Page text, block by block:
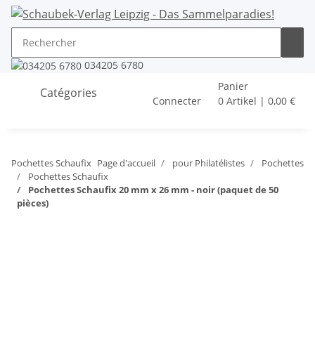
034205 6780
Catégories
Connecter
Panier
0 Artikel | 0,00 €
Pochettes Schaufix Page d'accueil pour Philatélistes
Pochettes
Pochettes Schaufix
Pochettes Schaufix 20 mm x 26 mm - noir (paquet de 50
pièces)